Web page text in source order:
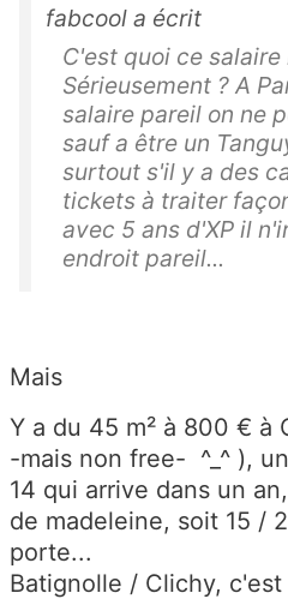
fabcool a écrit
C'est quoi ce
Sérieusement ? A
salaire pareil on ne
sauf a être un
surtout s'il y a des
tickets à traiter
avec 5 ans d'XP il
endroit pareil...
Mais
Y a du 45 m² à 800 € à
-mais non free- ^_^ ),
14 qui arrive dans un
de madeleine, soit 15 /
porte...
Batignolle / Clichy,